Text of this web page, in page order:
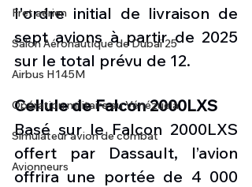
Fret aérien
Salon Aéronautique de Dubaï 25
Airbus H145M
Opération militaire au Vénézuela
Simulateur avion de combat
Avionneurs
l'ordre initial de livraison de
sept avions à partir de 2025
sur le total prévu de 12.
Cellule de Falcon 2000LXS
Basé sur le Falcon 2000LXS
offert par Dassault, l’avion
offrira une portée de 4 000